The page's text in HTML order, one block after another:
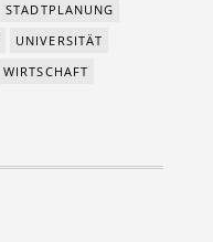
STADTPLANUNG
UNIVERSITÄT
WIRTSCHAFT